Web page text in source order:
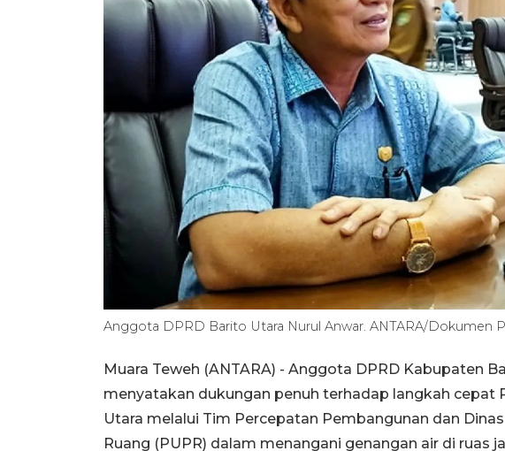
Anggota DPRD Barito Utara Nurul Anwar. ANTARA/Dokumen
Muara Teweh (ANTARA) - Anggota DPRD Kabupaten
menyatakan dukungan penuh terhadap langkah cepat
Utara melalui Tim Percepatan Pembangunan dan
Ruang (PUPR) dalam menangani genangan air di ruas